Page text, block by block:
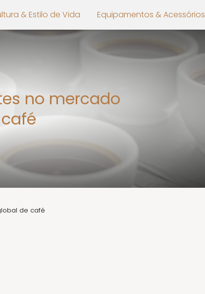
& Estilo de Vida Equipamentos & Acessórios
no mercado
de café